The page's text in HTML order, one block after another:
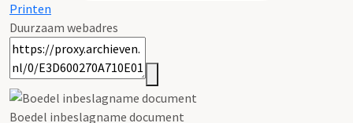
Printen
Duurzaam webadres
Boedel inbeslagname document